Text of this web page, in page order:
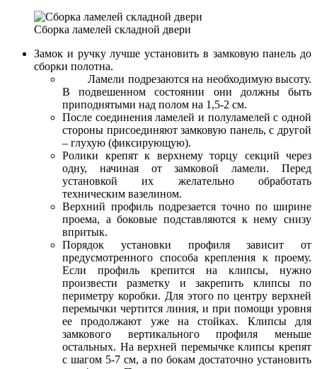
Сборка ламелей складной двери
Замок и ручку лучше установить в замковую панель до
сборки полотна.
Ламели подрезаются на необходимую высоту.
В подвешенном состоянии они должны быть
приподнятыми над полом на 1,5-2 см.
После соединения ламелей и полуламелей с одной
стороны присоединяют замковую панель, с другой
– глухую (фиксирующую).
Ролики крепят к верхнему торцу секций через
одну, начиная от замковой ламели. Перед
установкой их желательно обработать
техническим вазелином.
Верхний профиль подрезается точно по ширине
проема, а боковые подставляются к нему снизу
впритык.
Порядок установки профиля зависит от
предусмотренного способа крепления к проему.
Если профиль крепится на клипсы, нужно
произвести разметку и закрепить клипсы по
периметру коробки. Для этого по центру верхней
перемычки чертится линия, и при помощи уровня
ее продолжают уже на стойках. Клипсы для
замкового вертикального профиля меньше
остальных. На верхней перемычке клипсы крепят
с шагом 5-7 см, а по бокам достаточно установить